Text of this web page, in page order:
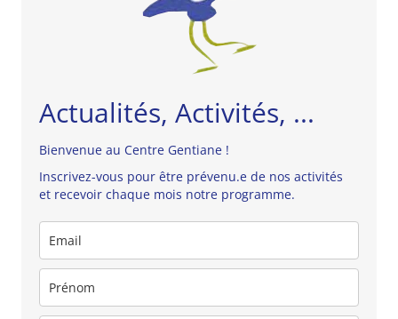
Actualités, Activités, ...
Bienvenue au Centre Gentiane !
Inscrivez-vous pour être prévenu.e de nos activités
et recevoir chaque mois notre programme.